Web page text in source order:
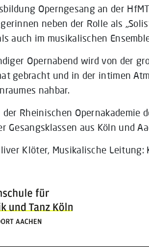
Operngesang an der
neben der Rolle als
auch im musikalischen
Opernabend wird von der
gebracht und in der intimen
nahbar.
Rheinischen Opernakademie
Gesangsklassen aus Köln und
Klöter, Musikalische Leitung: